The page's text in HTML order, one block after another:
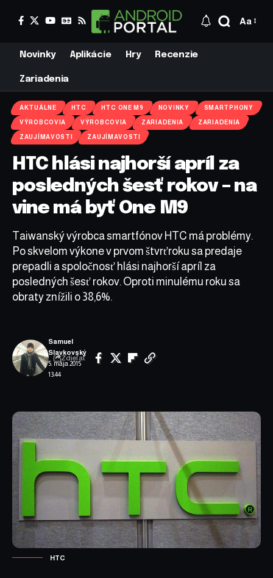
Aa
Novinky Aplikácie Hry Recenzie
Zariadenia
AKTUÁLNE HTC HTC ONE M9 NOVINKY SMARTPHONY
VÝROBCOVIA VÝROBCOVIA ZARIADENIA ZARIADENIA
ZAUJÍMAVOSTI ZAUJÍMAVOSTI
HTC hlási najhorší apríl za
posledných šesť rokov – na
vine má byť One M9
Taiwanský výrobca smartfónov HTC má problémy.
Po skvelom výkone v prvom štvrťroku sa predaje
prepadli a spoločnosť hlási najhorší apríl za
posledných šesť rokov. Oproti minulému roku sa
obraty znížili o 38,6%.
5. mája 2015
13:44
Samuel
Slavkovský
Zdieľať
HTC